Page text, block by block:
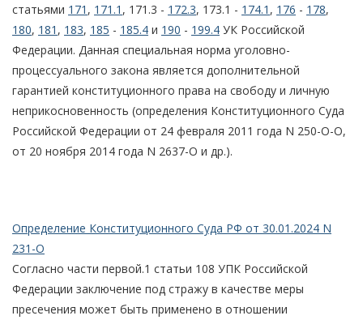
статьями 171 , 171.1 , 171.3 - 172.3, 173.1 - 174.1 , 176 - 178,
180, 181 , 183, 185 - 185.4 и 190 - 199.4 УК Российской
Федерации. Данная специальная норма уголовно-
процессуального закона является дополнительной
гарантией конституционного права на свободу и личную
неприкосновенность (определения Конституционного Суда
Российской Федерации от 24 февраля 2011 года N 250-О-О,
от 20 ноября 2014 года N 2637-О и др.).
Определение Конституционного Суда РФ от 30.01.2024 N
231-О
Согласно части первой.1 статьи 108 УПК Российской
Федерации заключение под стражу в качестве меры
пресечения может быть применено в отношении